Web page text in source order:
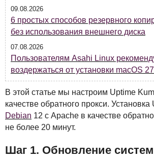
09.08.2026
6 простых способов резервного
без использования внешнего диска
07.08.2026
Пользователям Asahi Linux
воздержаться от установки macOS
В этой статье мы настроим Uptime
качестве обратного прокси.
Debian 12 с Apache в качестве
не более 20 минут.
Шаг 1. Обновление